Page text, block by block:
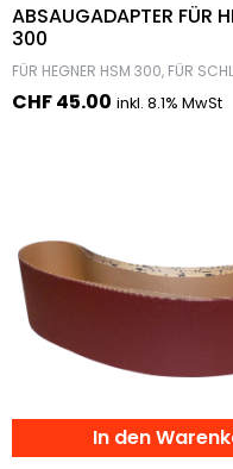
ABSAUGADAPTER FÜR
300
FÜR HEGNER HSM 300, FÜR
CHF45.00 inkl. 8.1% MwSt
In den